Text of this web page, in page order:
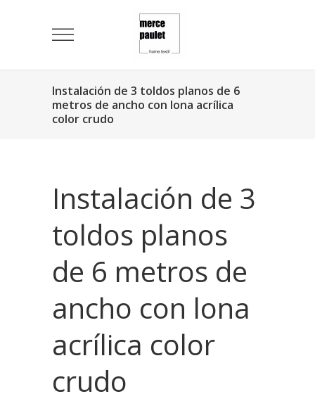
Instalación de 3 toldos planos de 6
metros de ancho con lona acrílica
color crudo
Instalación de 3
toldos planos
de 6 metros de
ancho con lona
acrílica color
crudo